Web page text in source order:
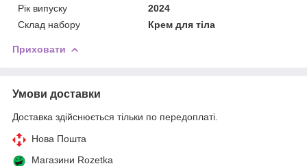
Рік випуску
2024
Склад набору
Крем для тіла
Приховати
Умови доставки
Доставка здійснюється тільки по передоплаті.
Нова Пошта
Магазини Rozetka